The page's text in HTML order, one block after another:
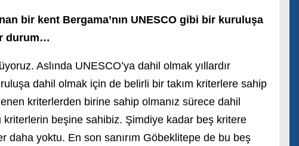
bir kent Bergama’nın UNESCO gibi bir kuruluşa
durum…
Aslında UNESCO’ya dahil olmak yıllardır
dahil olmak için de belirli bir takım kriterlere sahip
kriterlerden birine sahip olmanız sürece dahil
kriterlerin beşine sahibiz. Şimdiye kadar beş kritere
daha yoktu. En son sanırım Göbeklitepe de bu beş